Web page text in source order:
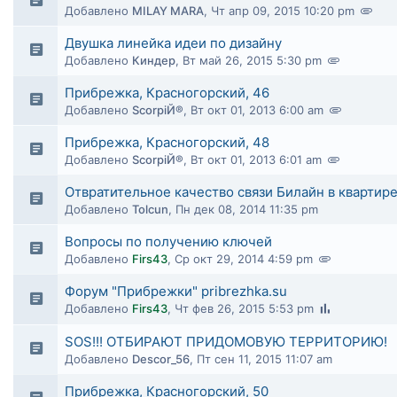
Добавлено MILAY MARA, Чт апр 09, 2015 10:20 pm
Двушка линейка идеи по дизайну
Добавлено Киндер, Вт май 26, 2015 5:30 pm
Прибрежка, Красногорский, 46
Добавлено ScorpiЙ®, Вт окт 01, 2013 6:00 am
Прибрежка, Красногорский, 48
Добавлено ScorpiЙ®, Вт окт 01, 2013 6:01 am
Отвратительное качество связи Билайн в квартире
Добавлено Tolcun, Пн дек 08, 2014 11:35 pm
Вопросы по получению ключей
Добавлено Firs43, Ср окт 29, 2014 4:59 pm
Форум "Прибрежки" pribrezhka.su
Добавлено Firs43, Чт фев 26, 2015 5:53 pm
SOS!!! ОТБИРАЮТ ПРИДОМОВУЮ ТЕРРИТОРИЮ!
Добавлено Descor_56, Пт сен 11, 2015 11:07 am
Прибрежка, Красногорский, 50